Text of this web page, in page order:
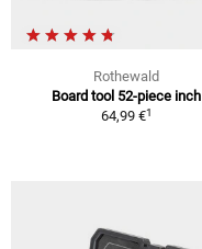
Rothewald
Board tool 52-piece inch
64,99 €1